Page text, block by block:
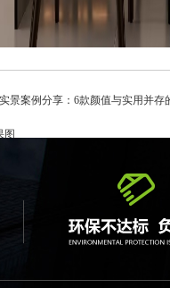
景案例分享：6款颜值与实用并存
图